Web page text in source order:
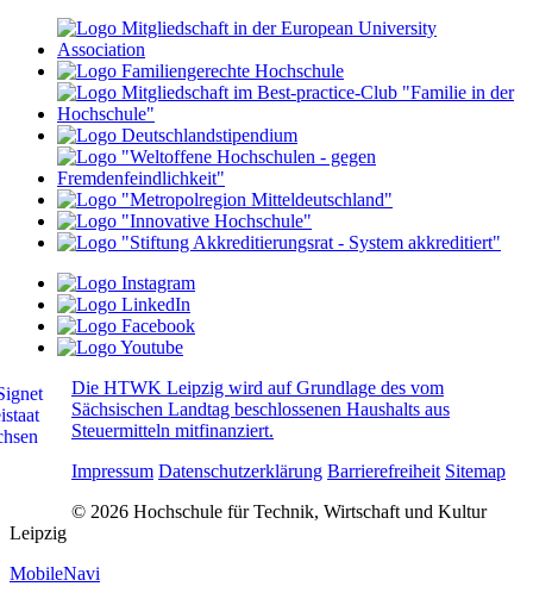
Die HTWK Leipzig wird auf Grundlage des vom
Sächsischen Landtag beschlossenen Haushalts aus
Steuermitteln mitfinanziert.
Impressum Datenschutzerklärung Barrierefreiheit Sitemap
© 2026 Hochschule für Technik, Wirtschaft und Kultur
Leipzig
MobileNavi